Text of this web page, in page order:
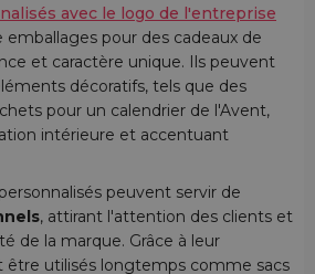
avec le logo de l'entreprise
pour des cadeaux de
et caractère unique. Ils peuvent
décoratifs, tels que des
pour un calendrier de l'Avent,
intérieure et accentuant
peuvent servir de
, attirant l'attention des clients et
de la marque. Grâce à leur
être utilisés longtemps comme sacs